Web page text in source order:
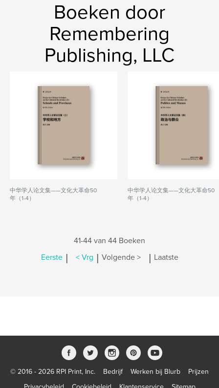
Boeken door
Remembering
Publishing, LLC
中华学人论文集——文化大革命50
年（1-4）
中华学人论文集——文化大革命50
年（1-4）
41-44 van 44 Boeken
Eerste | < Vrg | Volgende > | Laatste
© 2016 - 2026 RPI Print, Inc. Bedrijf Werken bij Blurb
Prijzen